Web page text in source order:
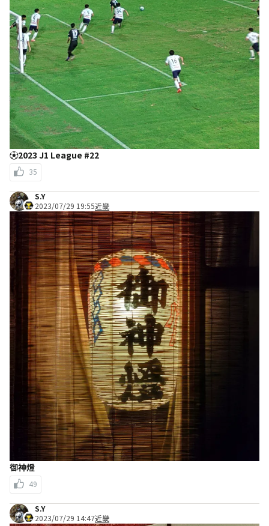
⚽2023 J1 League #22
35
S.Y
2023/07/29 19:55近畿
御神燈
49
S.Y
2023/07/29 14:47近畿